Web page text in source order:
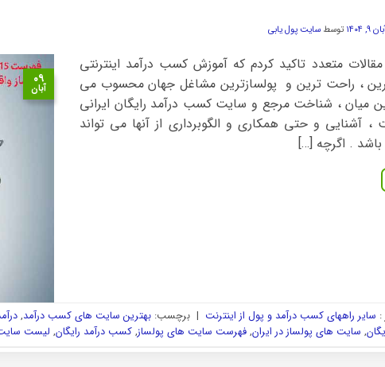
۹, ۱۴۰۴ توسطسایت پول یابی
۰۹
آبان
متعدد تاکید کردم که آموزش کسب درآمد اینترنتی
، راحت ترین و پولسازترین مشاغل جهان محسوب می
میان ، شناخت مرجع و سایت کسب درآمد رایگان ایرانی
، آشنایی و حتی همکاری و الگوبرداری از آنها می تواند
. اگرچه […]
: سایر راههای کسب درآمد و پول از اینترنت | برچسب:بهترین سایت های کسب درآمد,
, سایت های پولساز در ایران,فهرست سایت های پولساز,کسب درآمد رایگان, لیست